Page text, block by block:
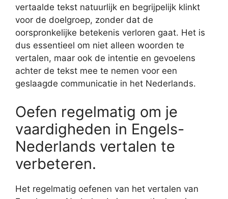
vertaalde tekst natuurlijk en begrijpelijk klinkt
voor de doelgroep, zonder dat de
oorspronkelijke betekenis verloren gaat. Het is
dus essentieel om niet alleen woorden te
vertalen, maar ook de intentie en gevoelens
achter de tekst mee te nemen voor een
geslaagde communicatie in het Nederlands.
Oefen regelmatig om je
vaardigheden in Engels-
Nederlands vertalen te
verbeteren.
Het regelmatig oefenen van het vertalen van